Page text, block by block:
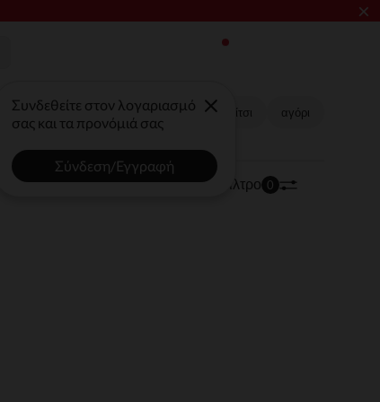
×
Συνδεθείτε στον λογαριασμό
σας και τα προνόμιά σας
Σύνδεση/Εγγραφή
Bebe κορίτσι Bebe αγόρι​ Κορίτσι αγόρι​
170 προϊόνταΤαξινόμηση | Φίλτρο 0